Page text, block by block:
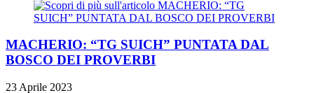
MACHERIO: “TG SUICH” PUNTATA DAL
BOSCO DEI PROVERBI
23 Aprile 2023